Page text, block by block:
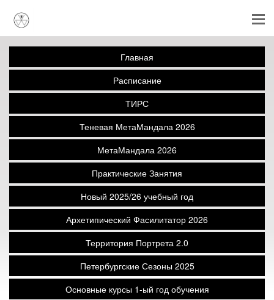
Главная
Расписание
ТИРС
Теневая МетаМандала 2026
МетаМандала 2026
Практические Занятия
Новый 2025/26 учебный год
Архетипический Фасилитатор 2026
Территория Портрета 2.0
Петербургские Сезоны 2025
Основные курсы 1-ый год обучения